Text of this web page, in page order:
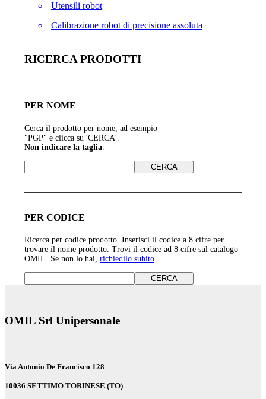
Utensili robot
Calibrazione robot di precisione assoluta
RICERCA PRODOTTI
PER NOME
Cerca il prodotto per nome, ad esempio
"PGP" e clicca su 'CERCA'.
Non indicare la taglia
PER CODICE
Ricerca per codice prodotto. Inserisci il codice a 8 cifre per
trovare il nome prodotto. Trovi il codice ad 8 cifre sul catalogo
OMIL. Se non lo hai, richiedilo subito
OMIL Srl Unipersonale
Via Antonio De Francisco 128
10036 SETTIMO TORINESE (TO)